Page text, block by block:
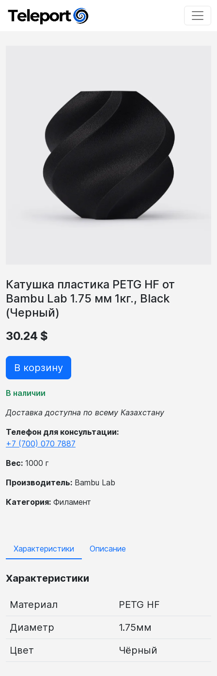
Катушка пластика PETG HF от
Bambu Lab 1.75 мм 1кг., Black
(Черный)
30.24 $
В корзину
В наличии
Доставка доступна по всему Казахстану
Телефон для консультации:
+7 (700) 070 7887
Вес: 1000 г
Производитель: Bambu Lab
Категория: Филамент
Характеристики Описание
Характеристики
Материал
PETG HF
Диаметр
1.75мм
Цвет
Чёрный